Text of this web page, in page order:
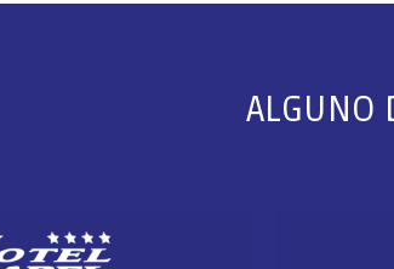
ALGUNO